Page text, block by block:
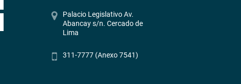
Palacio Legislativo Av.
Abancay s/n. Cercado de
Lima
311-7777 (Anexo 7541)